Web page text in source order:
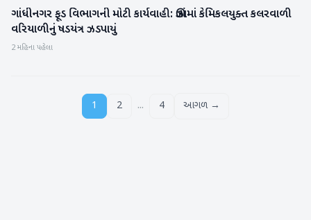
મહેસાણા
ગાંધીનગર ફૂડ વિભાગની મોટી કાર્યવાહી: ઊંઝામાં કેમિકલયુક્ત કલરવાળી
વરિયાળીનું ષડયંત્ર ઝડપાયું
2 મહિના પહેલા
1 2 ... 4 આગળ →